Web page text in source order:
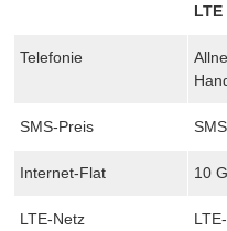
LTE
Telefonie
SMS-Preis
Internet-Flat 10
LTE-Netz